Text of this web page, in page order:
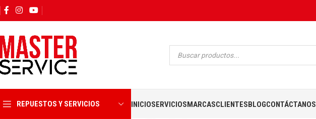
REPUESTOS Y SERVICIOS INICIOSERVICIOSMARCASCLIENTESBLOGCONTÁCTANOS